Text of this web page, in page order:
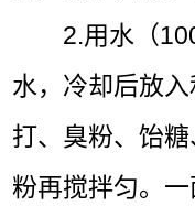
2.用水（
水，冷却后放
打、臭粉、饴
粉再搅拌匀。